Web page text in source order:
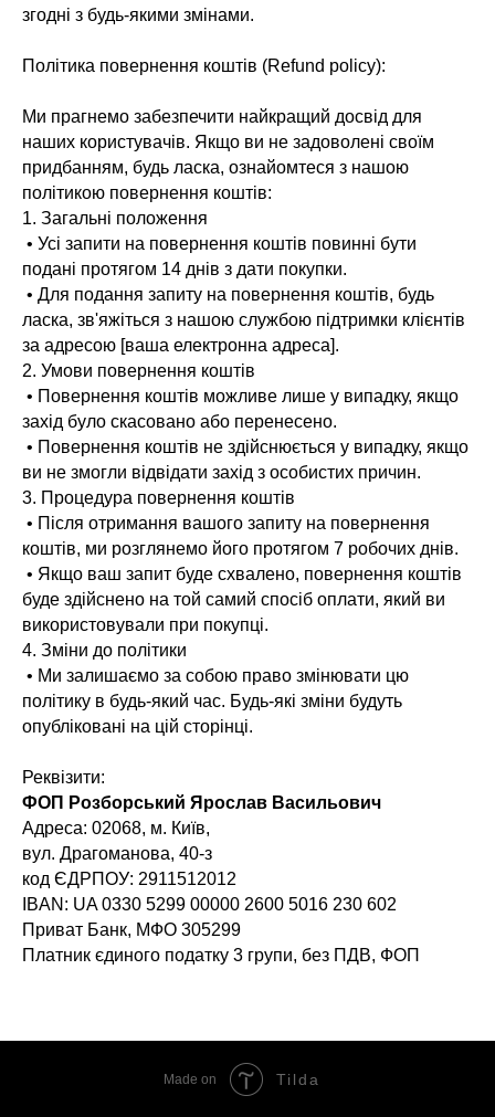
згодні з будь-якими змінами.
Політика повернення коштів (Refund policy):
Ми прагнемо забезпечити найкращий досвід для
наших користувачів. Якщо ви не задоволені своїм
придбанням, будь ласка, ознайомтеся з нашою
політикою повернення коштів:
1. Загальні положення
• Усі запити на повернення коштів повинні бути
подані протягом 14 днів з дати покупки.
• Для подання запиту на повернення коштів, будь
ласка, зв'яжіться з нашою службою підтримки клієнтів
за адресою [ваша електронна адреса].
2. Умови повернення коштів
• Повернення коштів можливе лише у випадку, якщо
захід було скасовано або перенесено.
• Повернення коштів не здійснюється у випадку, якщо
ви не змогли відвідати захід з особистих причин.
3. Процедура повернення коштів
• Після отримання вашого запиту на повернення
коштів, ми розглянемо його протягом 7 робочих днів.
• Якщо ваш запит буде схвалено, повернення коштів
буде здійснено на той самий спосіб оплати, який ви
використовували при покупці.
4. Зміни до політики
• Ми залишаємо за собою право змінювати цю
політику в будь-який час. Будь-які зміни будуть
опубліковані на цій сторінці.
Реквізити:
ФОП Розборський Ярослав Васильович
Адреса: 02068, м. Київ,
вул. Драгоманова, 40-з
код ЄДРПОУ: 2911512012
IBAN: UA 0330 5299 00000 2600 5016 230 602
Приват Банк, МФО 305299
Платник єдиного податку 3 групи, без ПДВ, ФОП
Made on Tilda